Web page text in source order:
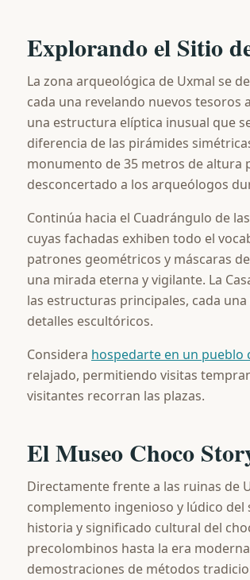
Explorando el Sitio
La zona arqueológica de Uxmal se
cada una revelando nuevos tesoros
una estructura elíptica inusual que
diferencia de las pirámides
monumento de 35 metros de
desconcertado a los arqueólogos
Continúa hacia el Cuadrángulo de
cuyas fachadas exhiben todo el
patrones geométricos y máscaras
una mirada eterna y vigilante. La
las estructuras principales, cada
detalles escultóricos.
Considera hospedarte en un pueblo
relajado, permitiendo visitas
visitantes recorran las plazas.
El Museo Choco
Directamente frente a las ruinas de
complemento ingenioso y lúdico
historia y significado cultural del
precolombinos hasta la era
demostraciones de métodos